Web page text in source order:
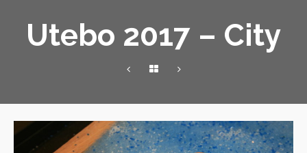
Utebo 2017 – City